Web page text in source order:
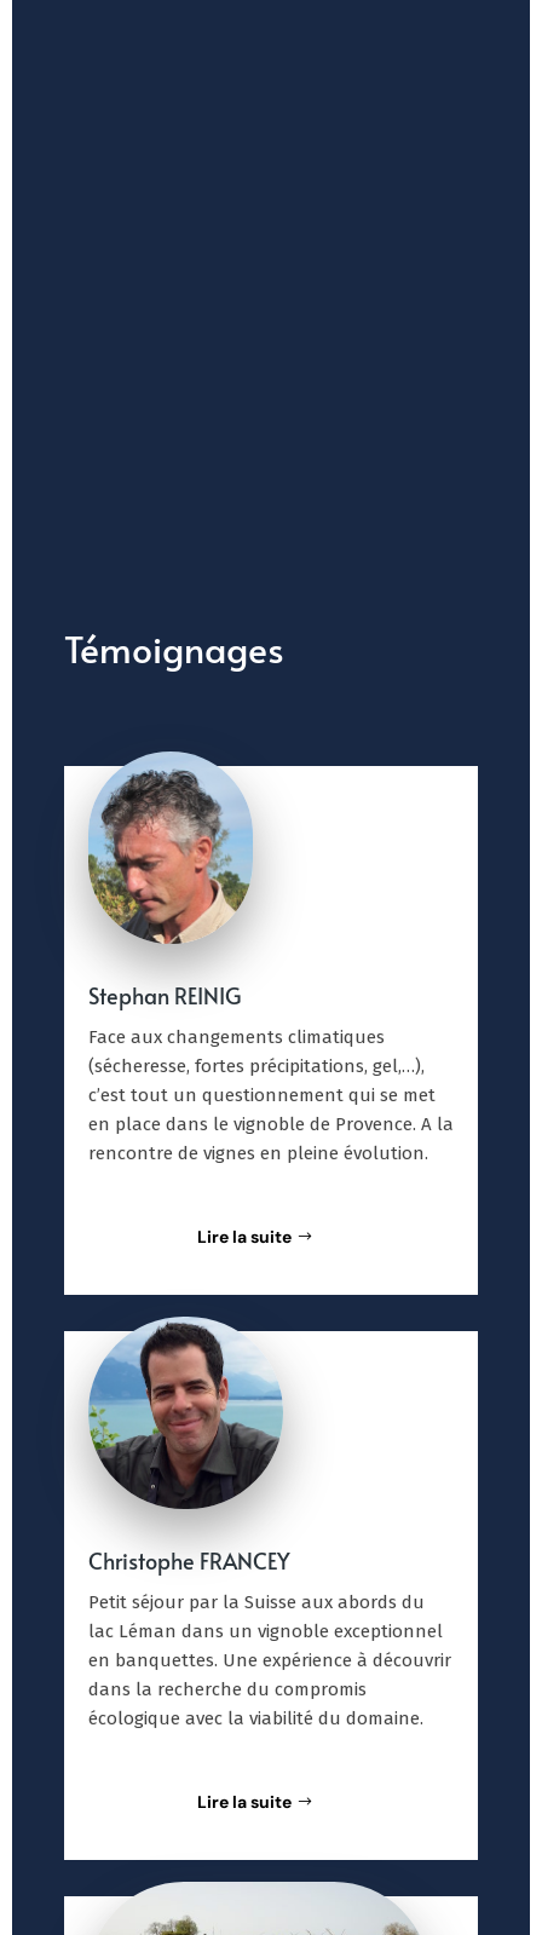
Témoignages
Stephan REINIG
Face aux changements climatiques
(sécheresse, fortes précipitations, gel,…),
c’est tout un questionnement qui se met
en place dans le vignoble de Provence. A la
rencontre de vignes en pleine évolution.
Lire la suite
Christophe FRANCEY
Petit séjour par la Suisse aux abords du
lac Léman dans un vignoble exceptionnel
en banquettes. Une expérience à découvrir
dans la recherche du compromis
écologique avec la viabilité du domaine.
Lire la suite